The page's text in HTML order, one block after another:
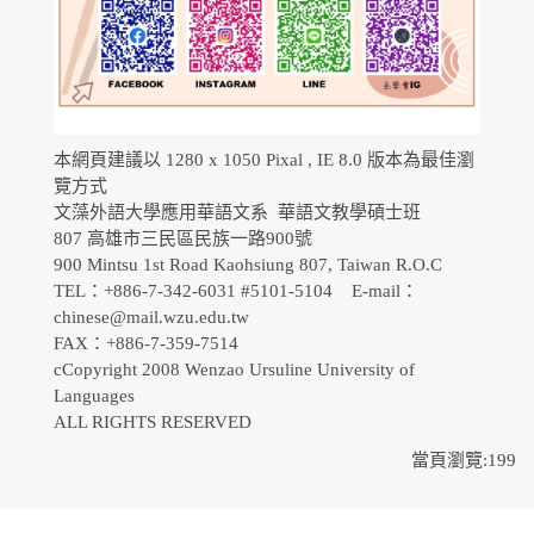
本網頁建議以 1280 x 1050 Pixal , IE 8.0 版本為最佳瀏
覽方式
文藻外語大學應用華語文系 華語文教學碩士班
807 高雄市三民區民族一路900號
900 Mintsu 1st Road Kaohsiung 807, Taiwan R.O.C
TEL：+886-7-342-6031 #5101-5104 E-mail：
chinese@mail.wzu.edu.tw
FAX：+886-7-359-7514
cCopyright 2008 Wenzao Ursuline University of
Languages
ALL RIGHTS RESERVED
當頁瀏覽:199